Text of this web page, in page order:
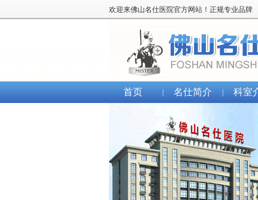
欢迎来佛山名仕医院官方网站！正规专业品牌
首页 名仕简介 科室